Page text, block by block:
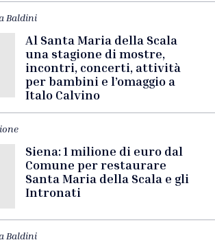
Baldini
Al Santa Maria della Scala
una stagione di mostre,
incontri, concerti, attività
per bambini e l’omaggio a
Italo Calvino
Siena: 1 milione di euro dal
Comune per restaurare
Santa Maria della Scala e gli
Intronati
Baldini